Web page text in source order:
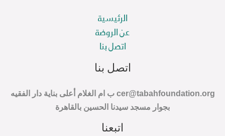
الرئيسية
عن الروضة
اتصل بنا
اتصل بنا
cer@tabahfoundation.org ب ام الغلام أعلى بناية دار الفقيه
بجوار مسجد سيدنا الحسين بالقاهرة
اتبعنا